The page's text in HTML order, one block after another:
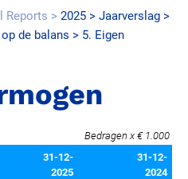
Reports 2025
Jaarverslag
de balans
5. Eigen
Bedragen x € 1.000
31-12-
2025
31-12-
2024